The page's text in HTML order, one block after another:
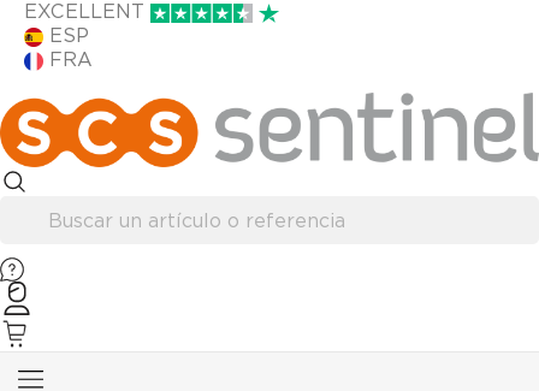
EXCELLENT
ESP
FRA